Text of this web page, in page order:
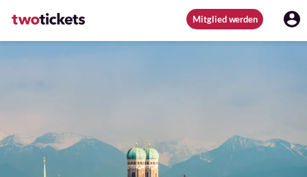
Mitglied werden